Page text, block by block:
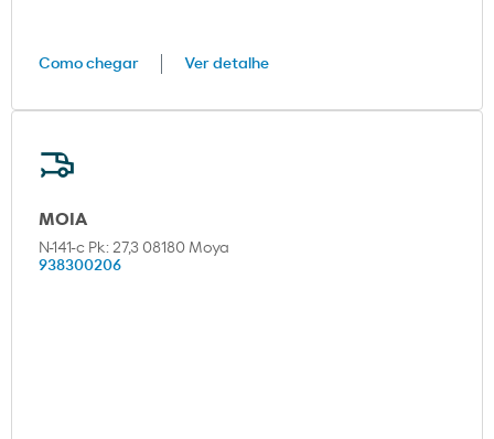
Como chegar Ver detalhe
MOIA
N-141-c Pk: 27,3 08180 Moya
938300206